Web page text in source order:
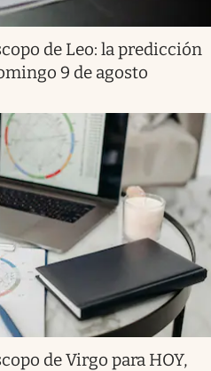
de Leo: la predicción
9 de agosto
de Virgo para HOY,